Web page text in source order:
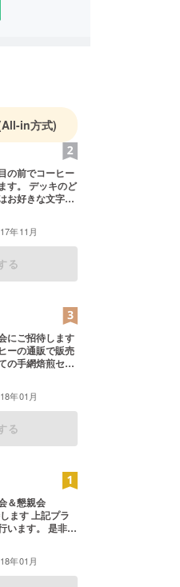
in方式)
の前でコーヒー
す。 デッキのど
お好きな文字を
の方も活動報告
定です。
年11月
る
にご招待します
ーの通販で販売
の手網焙煎セッ
焙煎を体験して
来上がったウッ
。 焙煎のプロ
してみません
翌年1月～随時
年01月
る
＆懇親会
ます 上記プラ
います。 是非、
行ってくださ
年01月